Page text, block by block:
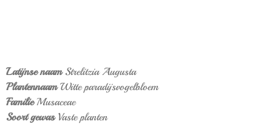
Latijnse naamStrelitzia Augusta
PlantennaamWitte paradijsvogelbloem
FamilieMusaceae
Soort gewasVaste planten